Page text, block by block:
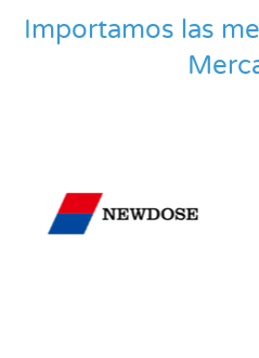
Importamos las